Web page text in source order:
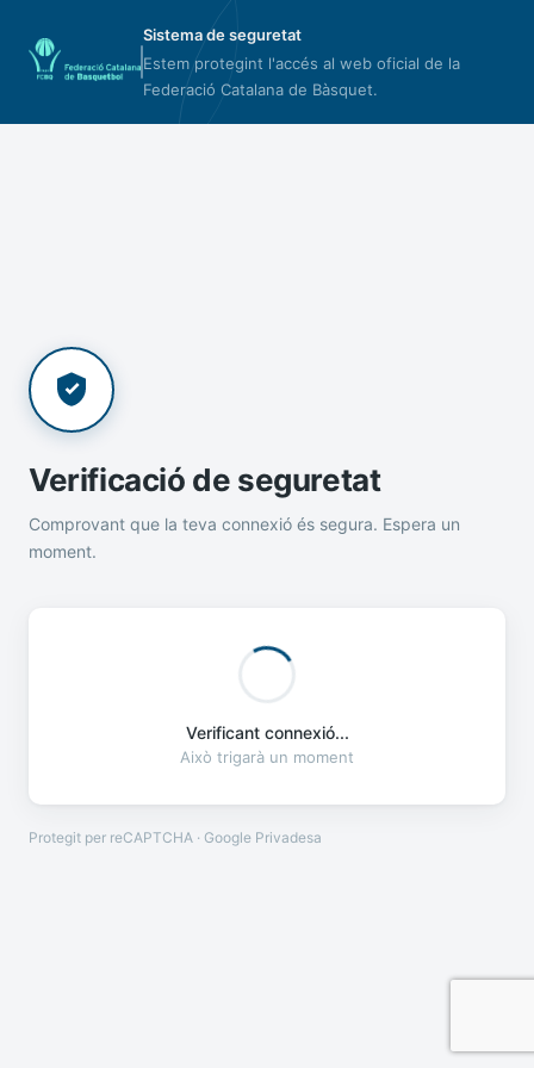
Sistema de seguretat
Estem protegint l'accés al web oficial de la
Federació Catalana de Bàsquet.
Verificació de seguretat
Comprovant que la teva connexió és segura. Espera un
moment.
Verificant connexió...
Això trigarà un moment
Protegit per reCAPTCHA · Google Privadesa